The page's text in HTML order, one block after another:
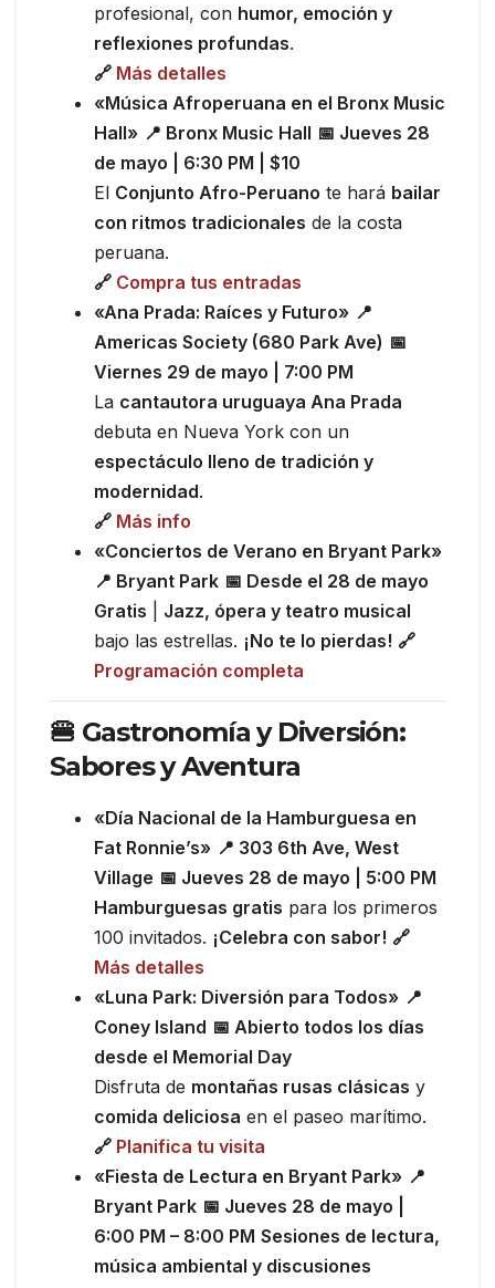
profesional, con humor, emoción y
reflexiones profundas.
🔗 Más detalles
«Música Afroperuana en el Bronx Music
Hall» 📍 Bronx Music Hall 📅 Jueves 28
de mayo | 6:30 PM | $10
El Conjunto Afro-Peruano te hará bailar
con ritmos tradicionales de la costa
peruana.
🔗 Compra tus entradas
«Ana Prada: Raíces y Futuro» 📍
Americas Society (680 Park Ave) 📅
Viernes 29 de mayo | 7:00 PM
La cantautora uruguaya Ana Prada
debuta en Nueva York con un
espectáculo lleno de tradición y
modernidad.
🔗 Más info
«Conciertos de Verano en Bryant Park»
📍 Bryant Park 📅 Desde el 28 de mayo
Gratis
Jazz, ópera y teatro musical
bajo las estrellas. ¡No te lo pierdas! 🔗
Programación completa
🍔 Gastronomía y Diversión:
Sabores y Aventura
«Día Nacional de la Hamburguesa en
Fat Ronnie’s» 📍 303 6th Ave, West
Village 📅 Jueves 28 de mayo | 5:00 PM
Hamburguesas gratis para los primeros
100 invitados. ¡Celebra con sabor! 🔗
Más detalles
«Luna Park: Diversión para Todos» 📍
Coney Island 📅 Abierto todos los días
desde el Memorial Day
Disfruta de montañas rusas clásicas y
comida deliciosa en el paseo marítimo.
🔗 Planifica tu visita
«Fiesta de Lectura en Bryant Park» 📍
Bryant Park 📅 Jueves 28 de mayo |
6:00 PM – 8:00 PM Sesiones de lectura,
música ambiental y discusiones